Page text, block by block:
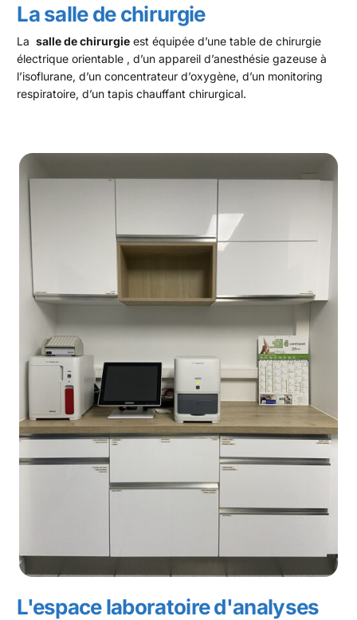
La salle de chirurgie
Lasalle de chirurgie est équipée d’une table de chirurgie
électrique orientable , d’un appareil d’anesthésie gazeuse à
l’isoflurane, d’un concentrateur d’oxygène, d’un monitoring
respiratoire, d’un tapis chauffant chirurgical.
L'espace laboratoire d'analyses